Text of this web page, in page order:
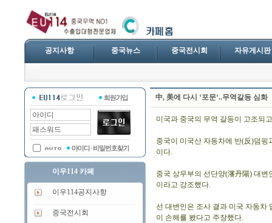
공지사항 중국뉴스 중국전시회 자유게시판
이우114 카페
이우114공지사항
중국전시회
中, 美에 다시 ‘포문‘..무역갈등 심화
미국과 중국의 무역 갈등이 고조되
중국이 미국산 자동차에 반(反)덤
이다.
중국 상무부의 선단양(瀋丹陽) 대
이라고 강조했다.
선 대변인은 조사 결과 미국 자동차
이 손해를 봤다고 주장했다.